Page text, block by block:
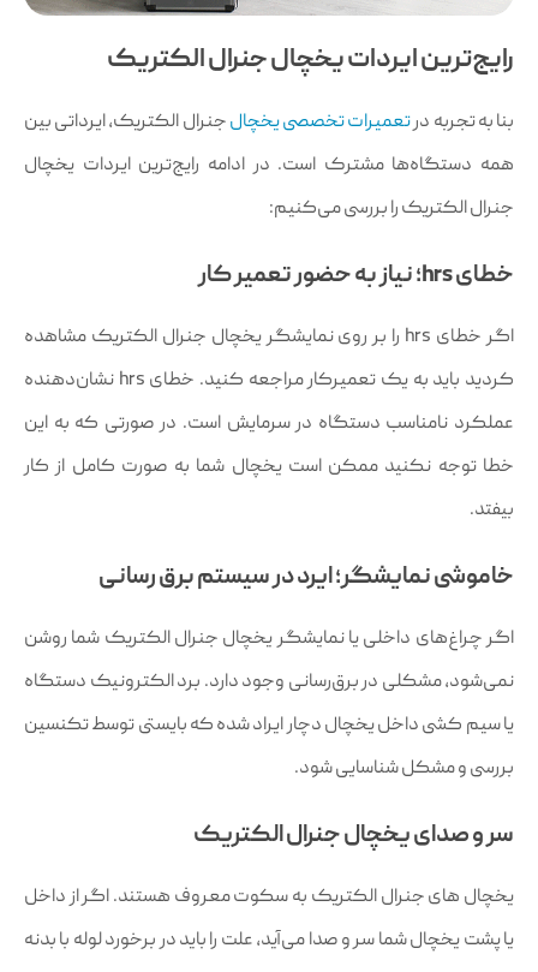
رایج‌ترین ایردات یخچال جنرال الکتریک
بنا به تجربه درتعمیرات تخصصی یخچالجنرال الکتریک، ایرداتی بین
همه دستگاه‌ها مشترک است. در ادامه رایج‌ترین ایردات یخچال
جنرال الکتریک را بررسی می‌کنیم:
خطای hrs؛ نیاز به حضور تعمیر کار
اگر خطای hrs را بر روی نمایشگر یخچال جنرال الکتریک مشاهده
کردید باید به یک تعمیرکار مراجعه کنید. خطای hrs نشان‌دهنده
عملکرد نامناسب دستگاه در سرمایش است. در صورتی که به این
خطا توجه نکنید ممکن است یخچال شما به صورت کامل از کار
بیفتد.
خاموشی نمایشگر؛ ایرد در سیستم برق رسانی
اگر چراغ‌های داخلی یا نمایشگر یخچال جنرال الکتریک شما روشن
نمی‌شود، مشکلی در برق‌رسانی وجود دارد. برد الکترونیک دستگاه
یا سیم کشی داخل یخچال دچار ایراد شده که بایستی توسط تکنسین
بررسی و مشکل شناسایی شود.
سر و صدای یخچال جنرال الکتریک
یخچال های جنرال الکتریک به سکوت معروف هستند. اگر از داخل
یا پشت یخچال شما سر و صدا می‌آید، علت را باید در برخورد لوله با بدنه